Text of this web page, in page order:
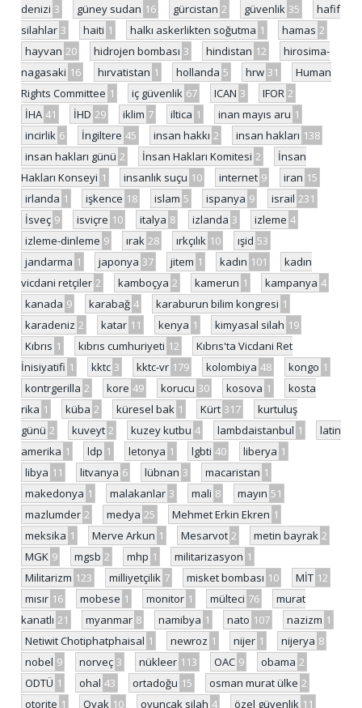
denizi 3 güney sudan 16 gürcistan 2 güvenlik 35
hafif
silahlar 3 haiti 1 halkı askerlikten soğutma 1 hamas 2
hayvan 20 hidrojen bombası 3 hindistan 12
hirosima-
nagasaki 16 hırvatistan 1 hollanda 5 hrw 31
Human
Rights Committee 1 iç güvenlik 67 ICAN 3 IFOR 2
İHA 41 İHD 29 iklim 7 iltica 1 inan mayıs aru 1
incirlik 6 İngiltere 45 insan hakkı 2 insan hakları 138
insan hakları günü 2 İnsan Hakları Komitesi 2
İnsan
Hakları Konseyi 1 insanlık suçu 10 internet 9 iran 15
irlanda 1 işkence 18 islam 5 ispanya 9 israil 231
İsveç 9 isviçre 10 italya 8 izlanda 3 izleme 4
izleme-dinleme 9 ırak 28 ırkçılık 10 ışid 53
jandarma 1 japonya 37 jitem 1 kadın 101
kadın
vicdani retçiler 2 kamboçya 2 kamerun 1 kampanya 4
kanada 9 karabağ 4 karaburun bilim kongresi 1
karadeniz 2 katar 11 kenya 1 kimyasal silah 19
Kıbrıs 1 kıbrıs cumhuriyeti 12
Kıbrıs'ta Vicdani Ret
İnisiyatifi 1 kktc 3 kktc-vr 179 kolombiya 48 kongo 1
kontrgerilla 2 kore 49 korucu 30 kosova 1
kosta
rika 1 küba 2 küresel bak 1 Kürt 317
kurtuluş
günü 2 kuveyt 2 kuzey kutbu 4 lambdaistanbul 1
latin
amerika 1 ldp 1 letonya 1 lgbti 40 liberya 1
libya 11 litvanya 6 lübnan 3 macaristan 1
makedonya 1 malakanlar 3 mali 8 mayın 51
mazlumder 2 medya 25 Mehmet Erkin Ekren 1
meksika 1 Merve Arkun 1 Mesarvot 2 metin bayrak 2
MGK 9 mgsb 2 mhp 1 militarizasyon 1
Militarizm 123 milliyetçilik 7 misket bombası 10 MİT 12
mısır 16 mobese 1 monitor 1 mülteci 76
murat
kanatlı 21 myanmar 8 namibya 1 nato 107 nazizm 1
Netiwit Chotiphatphaisal 1 newroz 1 nijer 1 nijerya 8
nobel 9 norveç 3 nükleer 113 OAC 9 obama 2
ODTÜ 1 ohal 43 ortadoğu 15 osman murat ülke 2
otorite 1 Oyak 10 oyuncak silah 4 özel güvenlik 11